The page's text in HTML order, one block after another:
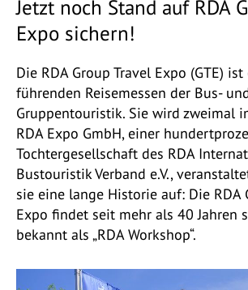
Jetzt noch Stand auf RDA
Expo sichern!
Die RDA Group Travel Expo (GTE)
führenden Reisemessen der Bus-
Gruppentouristik. Sie wird zweimal
RDA Expo GmbH, einer
Tochtergesellschaft des RDA
Bustouristik Verband e.V.,
sie eine lange Historie auf: Die RDA
Expo findet seit mehr als 40 Jahren
bekannt als „RDA Workshop“.